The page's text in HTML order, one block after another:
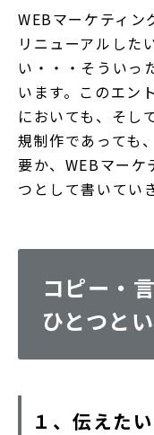
マーケティング
フルオーダー
マーケティング
マーケティング
DTPデザイン・
実例・実績
マーケティング
WEBマーケティン
リニューアルした
い・・・そういっ
います。このエン
においても、そし
規制作であっても
要か、WEBマーケ
つとして書いてい
コピー・
ひとつと
１、伝えた